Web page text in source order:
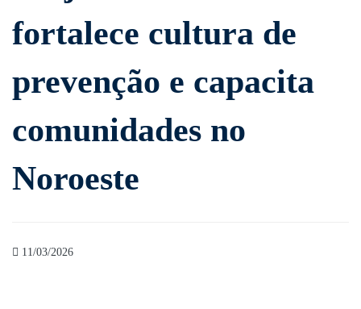
Samuzinho
cultura
de
prevenção
capacita
fortalece cultura de
prevenção e capacita
comunidades no
Noroeste
11/03/2026